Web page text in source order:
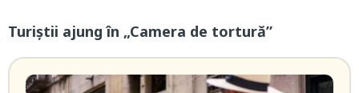
Turiștii ajung în „Camera de tortură”